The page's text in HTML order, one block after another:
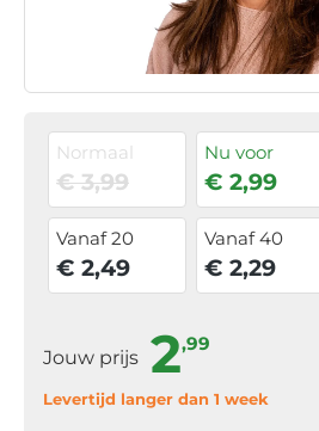
Normaal
€ 3,99
Nu voor
€ 2,99
Vanaf 20
€ 2,49
Vanaf 40
€ 2,29
Jouw prijs 2,99
Levertijd langer dan 1 week